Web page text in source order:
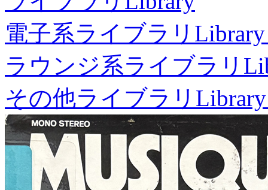
電子系ライブラリ
ラウンジ系ライブラリ
その他ライブラリ